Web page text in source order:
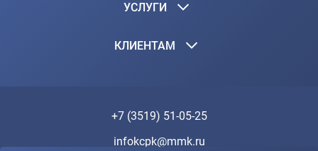
+7 (3519) 51-05-25
infokcpk@mmk.ru
УСЛУГИ
КЛИЕНТАМ